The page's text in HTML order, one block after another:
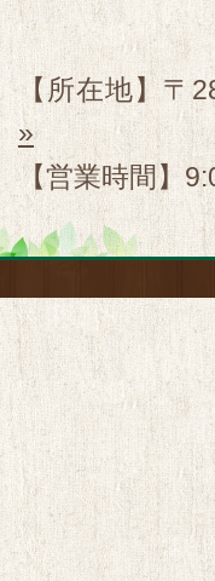
【所在地】〒
»
【営業時間】